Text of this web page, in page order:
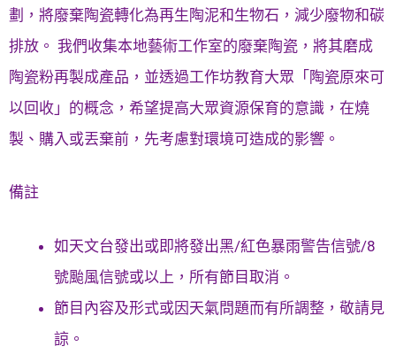
劃，將廢棄陶瓷轉化為再生陶泥和生物石，減少廢物和碳
排放。 我們收集本地藝術工作室的廢棄陶瓷，將其磨成
陶瓷粉再製成產品，並透過工作坊教育大眾「陶瓷原來可
以回收」的概念，希望提高大眾資源保育的意識，在燒
製、購入或丟棄前，先考慮對環境可造成的影響。
備註
如天文台發出或即將發出黑/紅色暴雨警告信號/8
號颱風信號或以上，所有節目取消。
節目內容及形式或因天氣問題而有所調整，敬請見
諒。